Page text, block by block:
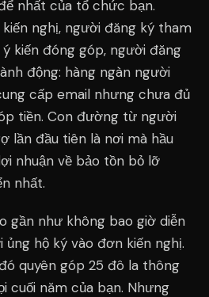
nhất của tổ chức bạn.
nghị, người đăng ký tham
kiến đóng góp, người đăng
động: hàng ngàn người
cấp email nhưng chưa đủ
tiền. Con đường từ người
lần đầu tiên là nơi mà hầu
nhuận về bảo tồn bỏ lỡ
nhất.
gần như không bao giờ diễn
ủng hộ ký vào đơn kiến nghị.
quyên góp 25 đô la thông
cuối năm của bạn. Nhưng